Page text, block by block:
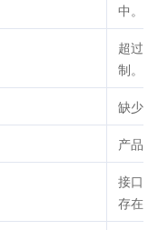
中。
超过
制。
缺少
产品
接口
存在。